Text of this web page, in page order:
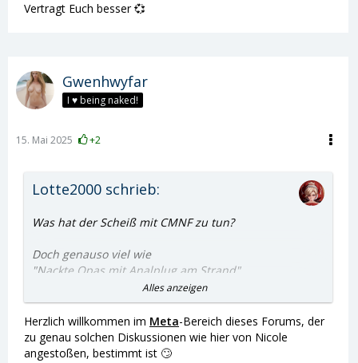
Vertragt Euch besser 💞
Gwenhwyfar
I ♥ being naked!
15. Mai 2025 +2
Lotte2000 schrieb:
Was hat der Scheiß mit CMNF zu tun?
Doch genauso viel wie
"Nackte Opas mit Analplug am Strand"
Vertragt Euch besser 💞
Alles anzeigen
Herzlich willkommen im Meta-Bereich dieses Forums, der
zu genau solchen Diskussionen wie hier von Nicole
angestoßen, bestimmt ist 🙄